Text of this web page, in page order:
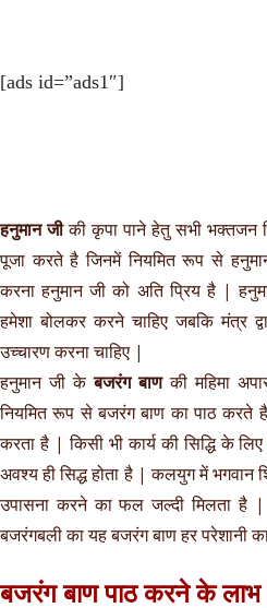
[ads id=”ads1″]
हनुमान जीकी कृपा पाने हेतु सभी भक्तजन
पूजा करते है जिनमें नियमित रूप से
करना हनुमान जी को अति प्रिय है |
हमेशा बोलकर करने चाहिए जबकि मंत्र
उच्चारण करना चाहिए |
हनुमान जी केबजरंग बाणकी महिमा
नियमित रूप से बजरंग बाण का पाठ करते
करता है | किसी भी कार्य की सिद्धि के
अवश्य ही सिद्ध होता है | कलयुग में
उपासना करने का फल जल्दी मिलता है
बजरंगबली का यह बजरंग बाण हर परेशानी
बजरंग बाण पाठ करने के